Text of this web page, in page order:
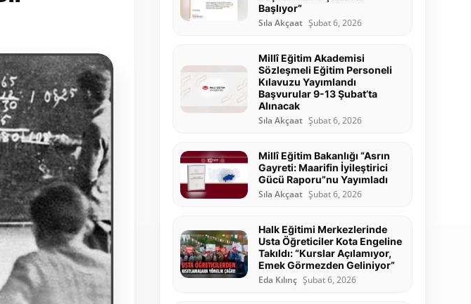
Başlıyor”
Sıla Akçaat Şubat 6, 2026
Millî Eğitim Akademisi
Sözleşmeli Eğitim Personeli
Kılavuzu Yayımlandı
Başvurular 9-13 Şubat’ta
Alınacak
Sıla Akçaat Şubat 6, 2026
Millî Eğitim Bakanlığı “Asrın
Gayreti: Maarifin İyileştirici
Gücü Raporu”nu Yayımladı
Sıla Akçaat Şubat 6, 2026
Halk Eğitimi Merkezlerinde
Usta Öğreticiler Kota Engeline
Takıldı: “Kurslar Açılamıyor,
Emek Görmezden Geliniyor”
Eda Kılınç Şubat 6, 2026